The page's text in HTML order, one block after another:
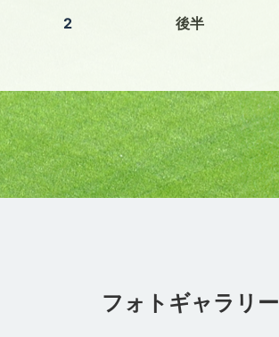
2
後半
フォトギャラリー